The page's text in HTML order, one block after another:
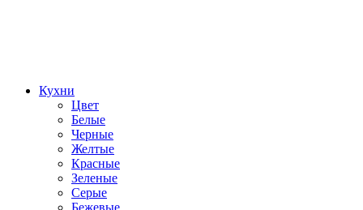
Кухни
Цвет
Белые
Черные
Желтые
Красные
Зеленые
Серые
Бежевые